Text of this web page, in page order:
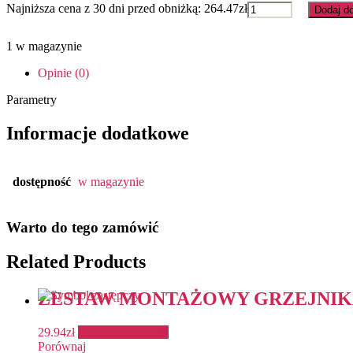
Najniższa cena z 30 dni przed obniżką: 264.47złilość
GRZEJNIK
Dodaj
1 w magazynie
Opinie (0)
Parametry
Informacje dodatkowe
dostępność w magazynie
Warto do tego zamówić
Related Products
ZESTAW MONTAŻOWY
29.94zł
Porównaj